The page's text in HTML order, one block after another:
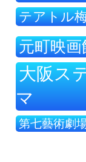
テアトル
元町映画
大阪ス
マ
第七藝術劇